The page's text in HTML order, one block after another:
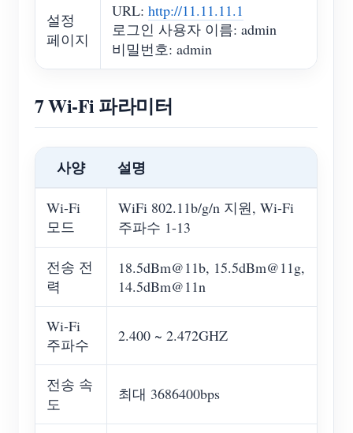
설정
페이지
URL: http://11.11.11.1
로그인 사용자 이름: admin
비밀번호: admin
7 Wi-Fi 파라미터
사양 설명
Wi-Fi
모드
WiFi 802.11b/g/n 지원, Wi-Fi
주파수 1-13
전송 전
력
18.5dBm@11b, 15.5dBm@11g,
14.5dBm@11n
Wi-Fi
주파수
2.400 ~ 2.472GHZ
전송 속
도
최대 3686400bps